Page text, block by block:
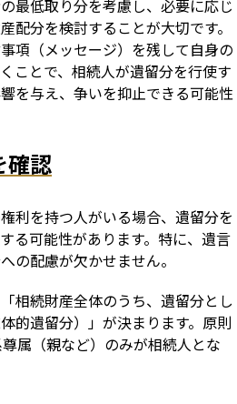
最低取り分を考慮し、必要に応じ
配分を検討することが大切です。
項（メッセージ）を残して自身の
ことで、相続人が遺留分を行使す
を与え、争いを抑止できる可能性
確認
利を持つ人がいる場合、遺留分を
る可能性があります。特に、遺言
の配慮が欠かせません。
相続財産全体のうち、遺留分とし
的遺留分）」が決まります。原則
属（親など）のみが相続人とな